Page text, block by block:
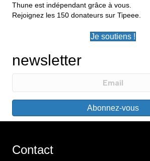
Thune est indépendant grâce à vous.
Rejoignez les 150 donateurs sur Tipeee.
Je soutiens !
newsletter
Abonnez-vous
Contact